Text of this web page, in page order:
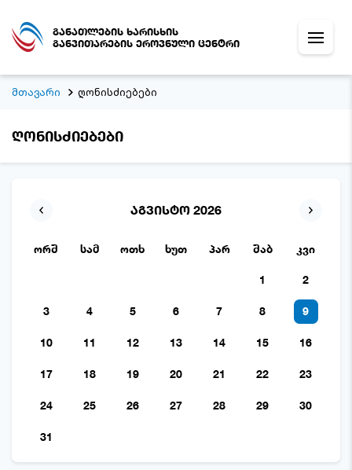
განათლების ხარისხის
განვითარების ეროვნული ცენტრი
მთავარი ღონისძიებები
ღონისძიებები
აგვისტო 2026
ორშ სამ ოთხ ხუთ პარ შაბ კვი
1 2
3 4 5 6 7 8 9
10 11 12 13 14 15 16
17 18 19 20 21 22 23
24 25 26 27 28 29 30
31